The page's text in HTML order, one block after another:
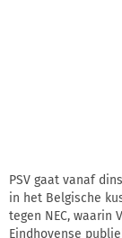
PSV gaat vanaf
in het Belgische
tegen NEC, waarin
Eindhovense